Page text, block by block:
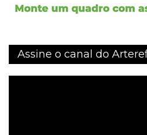
Assine o canal do